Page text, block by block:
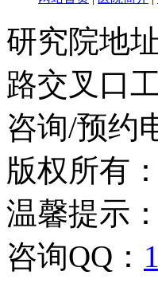
研究院地
路交叉口
咨询/预约
版权所有
温馨提示
咨询QQ：